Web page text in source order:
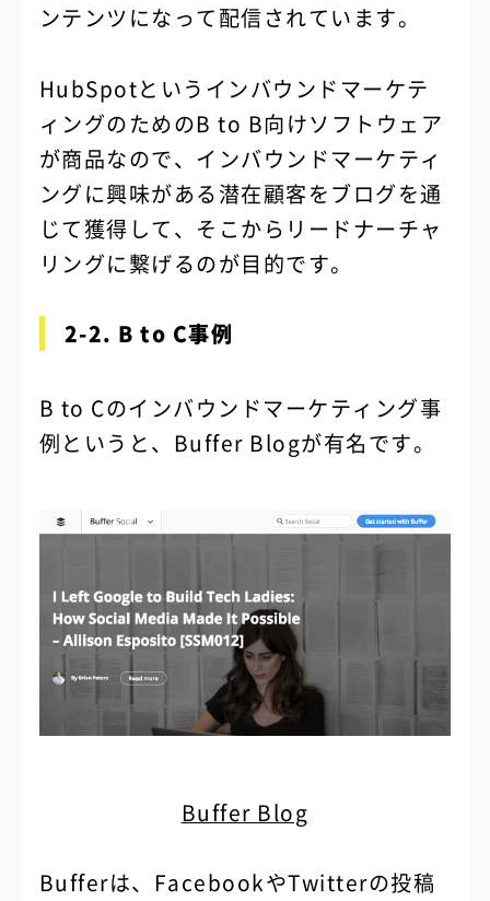
ンテンツになって配信されています。
HubSpotというインバウンドマーケテ
ィングのためのB to B向けソフトウェア
が商品なので、インバウンドマーケティ
ングに興味がある潜在顧客をブログを通
じて獲得して、そこからリードナーチャ
リングに繋げるのが目的です。
2-2. B to C事例
B to Cのインバウンドマーケティング事
例というと、Buffer Blogが有名です。
Buffer Blog
Bufferは、FacebookやTwitterの投稿